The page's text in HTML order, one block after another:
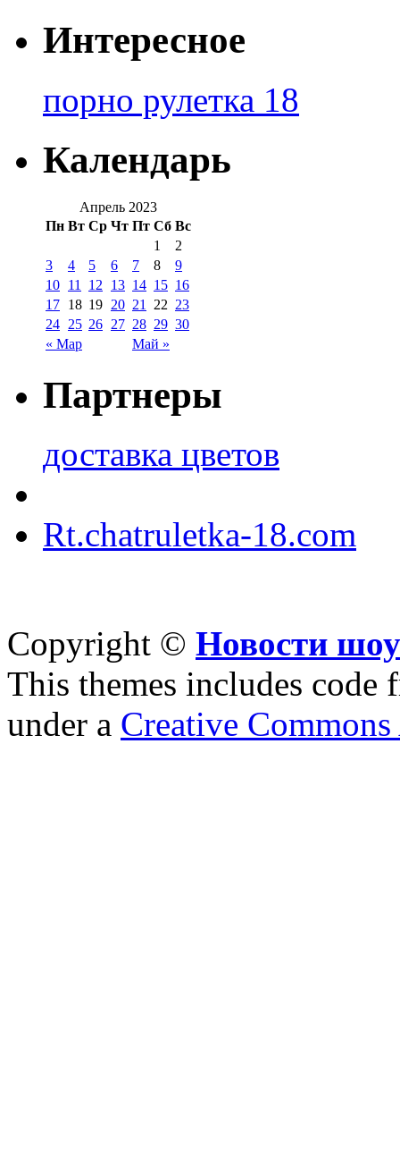
Интересное
порно рулетка 18
Календарь
Апрель 2023
Пн Вт Ср Чт Пт Сб Вс
« Мар Май »
1
2
3
4 5 6 7 8
9
10 11 12 13 14 15 16
17 18 19 20 21 22 23
24 25 26 27 28 29 30
Партнеры
доставка цветов
Rt.chatruletka-18.com
Copyright © Новости
This themes includes code
under a Creative